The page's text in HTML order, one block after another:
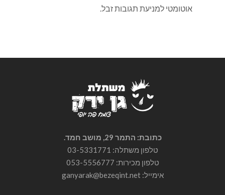
אוטומטי למניעת תגובות זבל.
כתובת: התמר 29, מושב חמד.
טלפון משתלה: 03-5331771
טלפון מכירות: 053-5556777
אימייל: ganyarak@bezeqint.net